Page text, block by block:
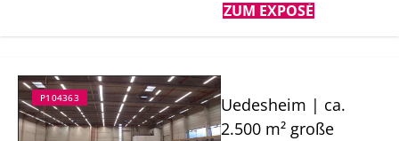
ZUM EXPOSÉ
P104363
Uedesheim | ca.
2.500 m² große